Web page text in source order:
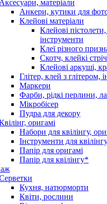
Аксесуари, матеріали
Анкери, кутики для
Клейові матеріали
Клейові
інструменти
Клеї різного
Скотч, клейкі
Клейові аркуші,
Глітер, клей з глітером,
Маркери
Фарби, рідкі перлини,
Мікробісер
Пудра для декору
оригамі
Набори для квілінгу,
Інструменти для
Папір для оригамі
Папір для квілінгу*
Кухня, натюрморти
Квіти, рослини